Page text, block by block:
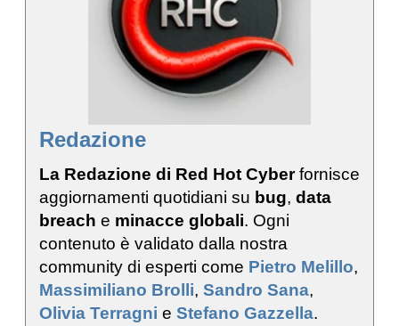
Redazione
La Redazione di Red Hot Cyberfornisce
aggiornamenti quotidiani su bug, data
breach e minacce globali. Ogni
contenuto è validato dalla nostra
community di esperti come Pietro Melillo,
Massimiliano Brolli, Sandro Sana,
Olivia Terragni e Stefano Gazzella.